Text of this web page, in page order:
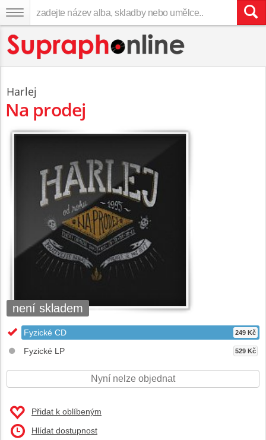
Harlej
Na prodej
není skladem
Fyzické CD 249 Kč
Fyzické LP 529 Kč
Nyní nelze objednat
Přidat k oblíbeným
Hlídat dostupnost